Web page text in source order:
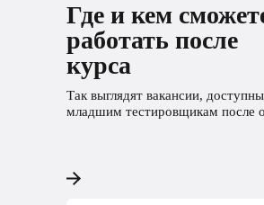
Где и кем
работать после
курса
Так выглядят вакансии,
младшим тестировщикам после